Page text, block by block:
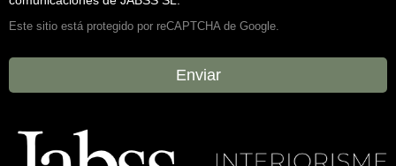
Este sitio está protegido por reCAPTCHA de Google.
Enviar